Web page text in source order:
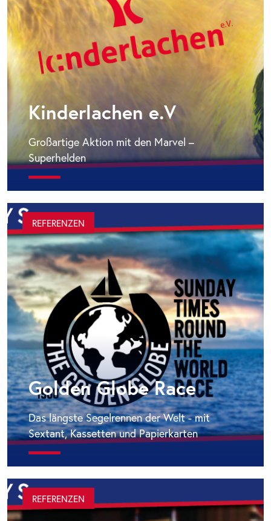
Kinderlachen e.V
Großartige Aktion mit den Marvel –
Superhelden
Golden Globe Race
REFERENZEN
Das längste Segelrennen der Welt - mit
Sextant, Kassetten und Papierkarten
REFERENZEN